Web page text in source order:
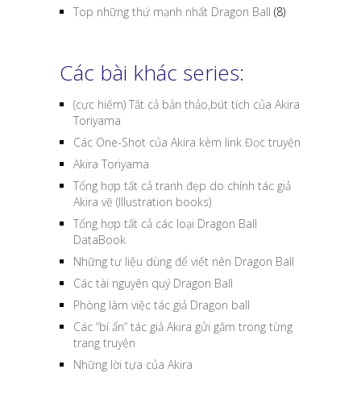
Top những thứ mạnh nhất Dragon Ball (8)
Các bài khác series:
(cực hiếm) Tất cả bản thảo,bút tích của Akira
Toriyama
Các One-Shot của Akira kèm link Đọc truyện
Akira Toriyama
Tổng hợp tất cả tranh đẹp do chính tác giả
Akira vẽ (Illustration books)
Tổng hợp tất cả các loại Dragon Ball
DataBook
Những tư liệu dùng để viết nên Dragon Ball
Các tài nguyên quý Dragon Ball
Phòng làm việc tác giả Dragon ball
Các “bí ẩn” tác giả Akira gửi gắm trong từng
trang truyện
Những lời tựa của Akira